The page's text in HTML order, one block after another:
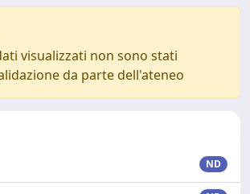
visualizzati non sono stati
da parte dell'ateneo
ND